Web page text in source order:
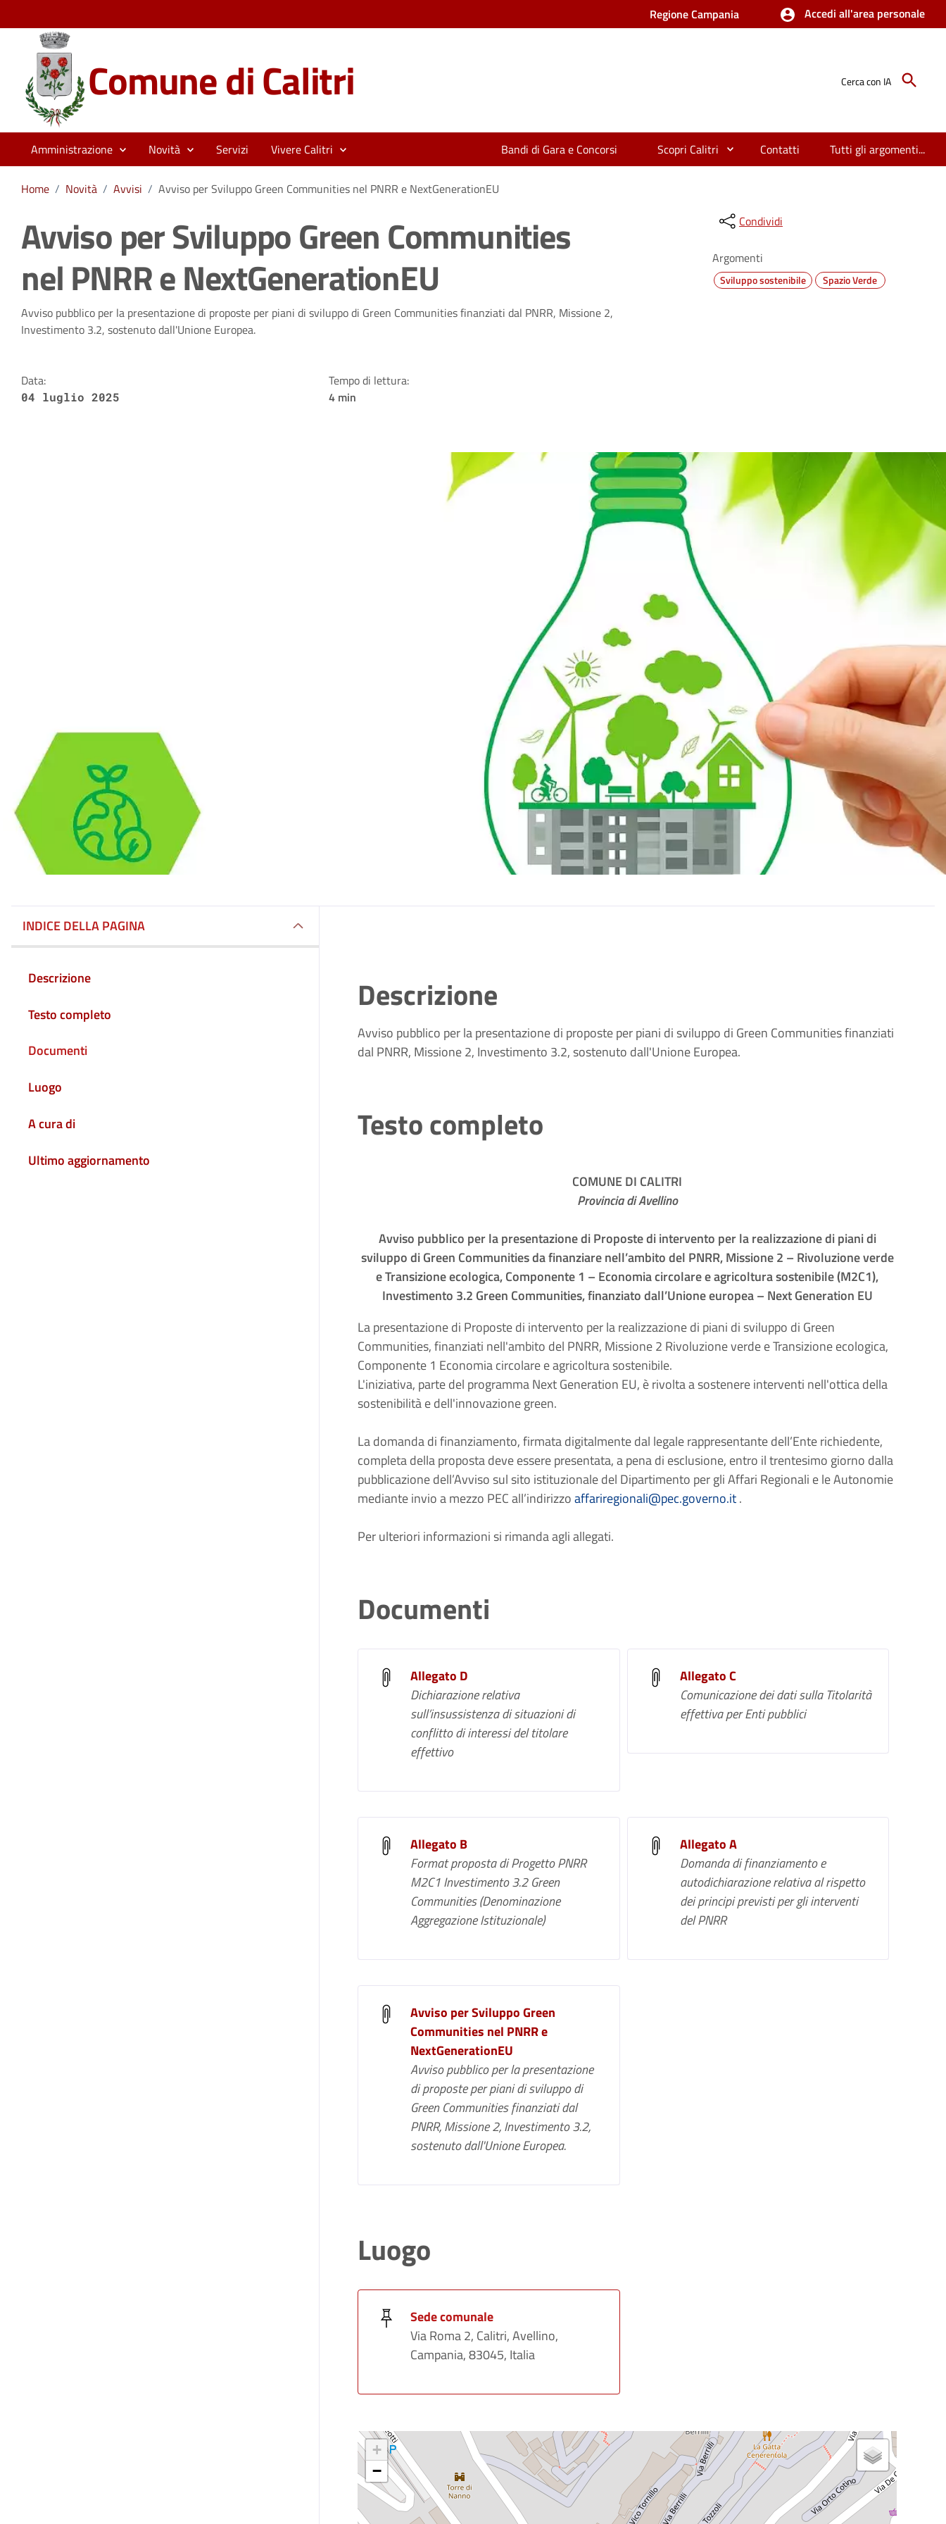
Regione Campania Accedi all'area personale
Comune di Calitri Cerca con IA
Amministrazione Novità Servizi Vivere Calitri Bandi di Gara e Concorsi Scopri Calitri Contatti Tutti gli argomenti...
Home / Novità / Avvisi / Avviso per Sviluppo Green Communities nel PNRR e NextGenerationEU
Avviso per Sviluppo Green Communities
nel PNRR e NextGenerationEU
Dettagli della notizia
Avviso pubblico per la presentazione di proposte per piani di sviluppo di Green Communities finanziati dal PNRR, Missione 2,
Investimento 3.2, sostenuto dall'Unione Europea.
Data:
04 luglio 2025
Tempo di lettura:
4 min
Condividi
Argomenti
Sviluppo sostenibile Spazio Verde
INDICE DELLA PAGINA
Descrizione
Testo completo
Documenti
Luogo
A cura di
Ultimo aggiornamento
Descrizione
Avviso pubblico per la presentazione di proposte per piani di sviluppo di Green Communities finanziati
dal PNRR, Missione 2, Investimento 3.2, sostenuto dall'Unione Europea.
Testo completo
COMUNE DI CALITRI
Provincia di Avellino
Avviso pubblico per la presentazione di Proposte di intervento per la realizzazione di piani di
sviluppo di Green Communities da finanziare nell’ambito del PNRR, Missione 2 – Rivoluzione verde
e Transizione ecologica, Componente 1 – Economia circolare e agricoltura sostenibile (M2C1),
Investimento 3.2 Green Communities, finanziato dall’Unione europea – Next Generation EU
La presentazione di Proposte di intervento per la realizzazione di piani di sviluppo di Green
Communities, finanziati nell'ambito del PNRR, Missione 2 Rivoluzione verde e Transizione ecologica,
Componente 1 Economia circolare e agricoltura sostenibile.
L'iniziativa, parte del programma Next Generation EU, è rivolta a sostenere interventi nell'ottica della
sostenibilità e dell'innovazione green.
La domanda di finanziamento, firmata digitalmente dal legale rappresentante dell’Ente richiedente,
completa della proposta deve essere presentata, a pena di esclusione, entro il trentesimo giorno dalla
pubblicazione dell’Avviso sul sito istituzionale del Dipartimento per gli Affari Regionali e le Autonomie
mediante invio a mezzo PEC all’indirizzoaffariregionali@pec.governo.it.
Per ulteriori informazioni si rimanda agli allegati.
Documenti
Allegato D
Dichiarazione relativa
sull’insussistenza di situazioni di
conflitto di interessi del titolare
effettivo
Allegato C
Comunicazione dei dati sulla Titolarità
effettiva per Enti pubblici
Allegato B
Format proposta di Progetto PNRR
M2C1 Investimento 3.2 Green
Communities (Denominazione
Aggregazione Istituzionale)
Allegato A
Domanda di finanziamento e
autodichiarazione relativa al rispetto
dei principi previsti per gli interventi
del PNRR
Avviso per Sviluppo Green
Communities nel PNRR e
NextGenerationEU
Avviso pubblico per la presentazione
di proposte per piani di sviluppo di
Green Communities finanziati dal
PNRR, Missione 2, Investimento 3.2,
sostenuto dall'Unione Europea.
Luogo
Sede comunale
Via Roma 2, Calitri, Avellino,
Campania, 83045, Italia
+
−